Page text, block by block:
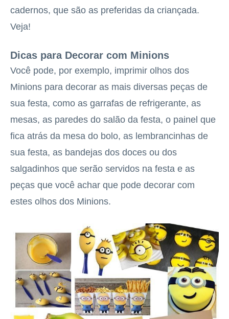
cadernos, que são as preferidas da criançada.
Veja!
Dicas para Decorar com Minions
Você pode, por exemplo, imprimir olhos dos
Minions para decorar as mais diversas peças de
sua festa, como as garrafas de refrigerante, as
mesas, as paredes do salão da festa, o painel que
fica atrás da mesa do bolo, as lembrancinhas de
sua festa, as bandejas dos doces ou dos
salgadinhos que serão servidos na festa e as
peças que você achar que pode decorar com
estes olhos dos Minions.